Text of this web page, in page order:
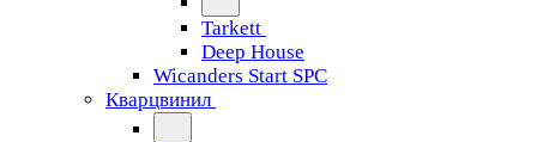
Tarkett
Deep House
Wicanders Start SPC
Кварцвинил